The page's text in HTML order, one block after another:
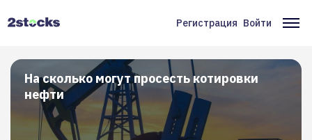
Меню
учётной
записи
пользователя
Регистрация Войти
На сколько могут просесть котировки
нефти